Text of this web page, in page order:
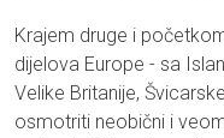
Krajem druge i
dijelova Europe - sa
Velike Britanije,
osmotriti neobični i